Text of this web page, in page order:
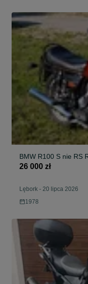
BMW R100 S nie RS
26 000 zł
Lębork - 20 lipca 2026
1978